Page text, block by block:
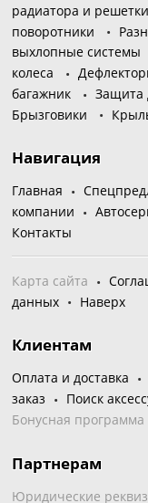
радиатора и
поворотники
выхлопные системы
колеса
багажник
Защита
Брызговики
Навигация
Главная
компании
Контакты
Карта сайта
данных
Наверх
Клиентам
Оплата и доставка
заказ
Поиск
Бонусная программа
Партнерам
Юридические